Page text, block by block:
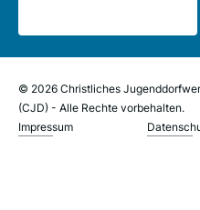
© 2026 Christliches
(CJD) - Alle Rechte vorbehalten.
Impressum